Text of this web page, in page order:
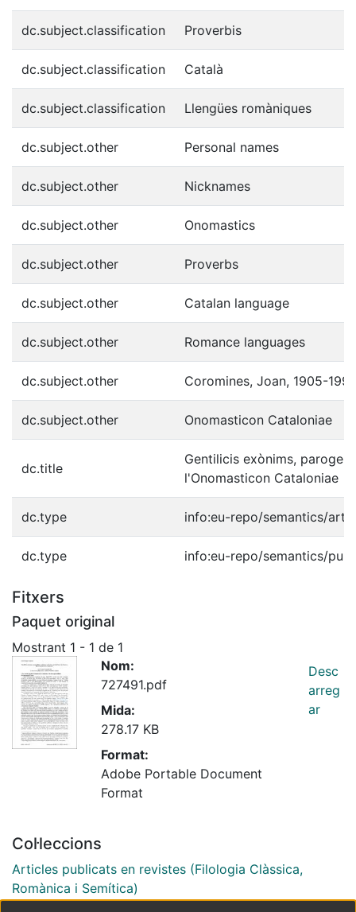
dc.subject.classification Proverbis
dc.subject.classification Català
dc.subject.classification Llengües romàniques
dc.subject.other Personal names
dc.subject.other Nicknames
dc.subject.other Onomastics
dc.subject.other Proverbs
dc.subject.other Catalan language
dc.subject.other Romance languages
dc.subject.other Coromines, Joan, 1905-1997
dc.subject.other Onomasticon Cataloniae
dc.title
Gentilicis exònims,
l'Onomasticon Cataloniae
dc.type info:eu-repo/semantics/
dc.type info:eu-repo/semantics/
Fitxers
Paquet original
Mostrant 1 - 1 de 1
Nom:
727491.pdf
Mida:
278.17 KB
Format:
Adobe Portable Document
Format
Desc
arreg
ar
Col·leccions
Articles publicats en revistes (Filologia Clàssica,
Romànica i Semítica)